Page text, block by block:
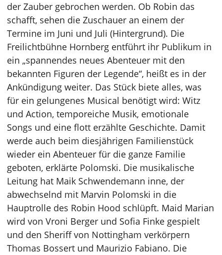
der Zauber gebrochen werden. Ob Robin das
schafft, sehen die Zuschauer an einem der
Termine im Juni und Juli (Hintergrund). Die
Freilichtbühne Hornberg entführt ihr Publikum in
ein „spannendes neues Abenteuer mit den
bekannten Figuren der Legende“, heißt es in der
Ankündigung weiter. Das Stück biete alles, was
für ein gelungenes Musical benötigt wird: Witz
und Action, temporeiche Musik, emotionale
Songs und eine flott erzählte Geschichte. Damit
werde auch beim diesjährigen Familienstück
wieder ein Abenteuer für die ganze Familie
geboten, erklärte Polomski. Die musikalische
Leitung hat Maik Schwendemann inne, der
abwechselnd mit Marvin Polomski in die
Hauptrolle des Robin Hood schlüpft. Maid Marian
wird von Vroni Berger und Sofia Finke gespielt
und den Sheriff von Nottingham verkörpern
Thomas Bossert und Maurizio Fabiano. Die